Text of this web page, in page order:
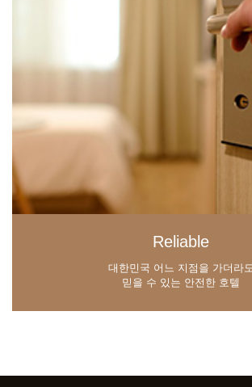
Reliable
대한민국 어느 지점을 가더라
믿을 수 있는 안전한 호텔